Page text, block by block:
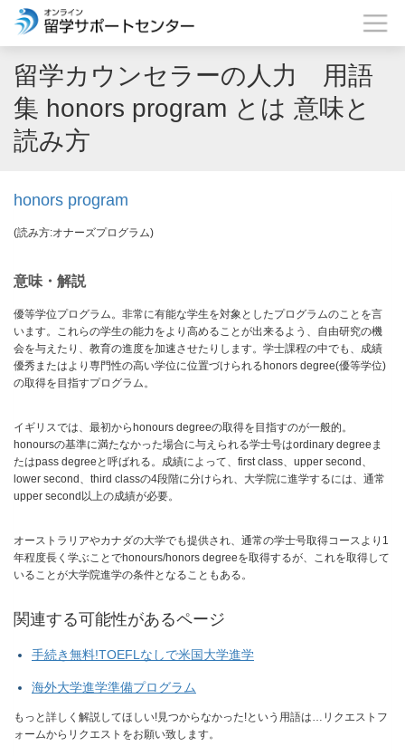
留学カウンセラーの人力 用語
集 honors program とは 意味と
読み方
honors program
(読み方:オナーズプログラム)
意味・解説
優等学位プログラム。非常に有能な学生を対象としたプログラムのことを言
います。これらの学生の能力をより高めることが出来るよう、自由研究の機
会を与えたり、教育の進度を加速させたりします。学士課程の中でも、成績
優秀またはより専門性の高い学位に位置づけられるhonors degree(優等学位)
の取得を目指すプログラム。
イギリスでは、最初からhonours degreeの取得を目指すのが一般的。
honoursの基準に満たなかった場合に与えられる学士号はordinary degreeま
たはpass degreeと呼ばれる。成績によって、first class、upper second、
lower second、third classの4段階に分けられ、大学院に進学するには、通常
upper second以上の成績が必要。
オーストラリアやカナダの大学でも提供され、通常の学士号取得コースより1
年程度長く学ぶことでhonours/honors degreeを取得するが、これを取得して
いることが大学院進学の条件となることもある。
関連する可能性があるページ
手続き無料!TOEFLなしで米国大学進学
海外大学進学準備プログラム
もっと詳しく解説してほしい!見つからなかった!という用語は…リクエストフ
ォームからリクエストをお願い致します。